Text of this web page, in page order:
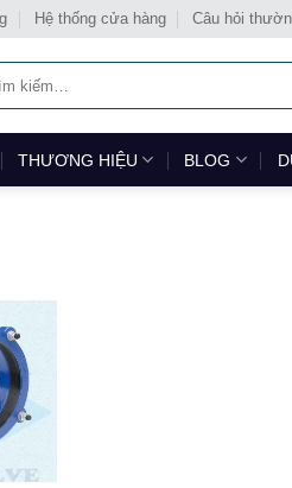
Hệ thống cửa hàng Câu hỏi
THƯƠNG HIỆU BLOG